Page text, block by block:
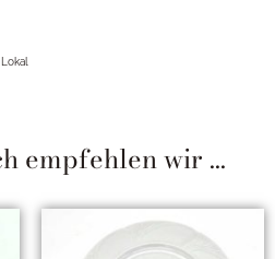
empfehlen wir ...